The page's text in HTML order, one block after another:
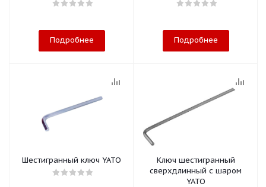
Подробнее Подробнее
Шестигранный ключ YATO
Ключ шестигранный
сверхдлинный с шаром
YATO